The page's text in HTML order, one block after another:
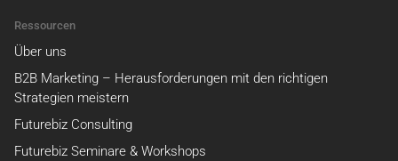
Ressourcen
Über uns
B2B Marketing – Herausforderungen mit den richtigen
Strategien meistern
Futurebiz Consulting
Futurebiz Seminare & Workshops